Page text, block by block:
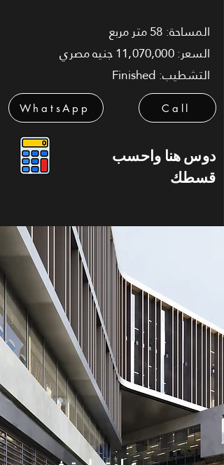
المساحة: 58 متر مربع
السعر: 11,070,000 جنيه مصري
التشطيب: Finished
WhatsApp Call
دوس هنا واحسب
قسطك